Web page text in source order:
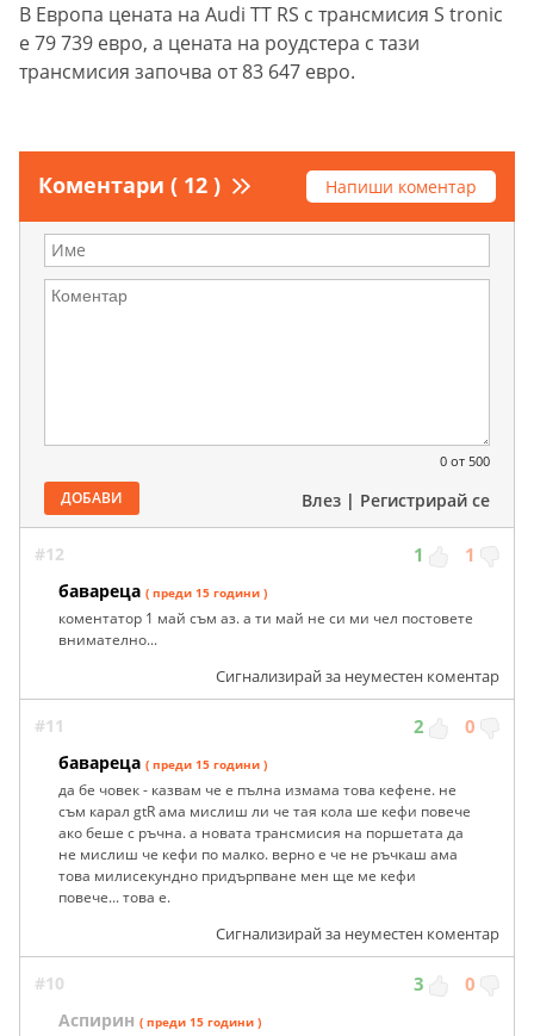
В Европа цената на Audi TT RS с трансмисия S tronic
e 79 739 евро, а цената на роудстера с тази
трансмисия започва от 83 647 евро.
Коментари ( 12 ) Напиши коментар
0 от 500
ДОБАВИ Влез | Регистрирай се
#12 1 1
бавареца ( преди 15 години )
коментатор 1 май съм аз. а ти май не си ми чел постовете
внимателно...
Сигнализирай за неуместен коментар
#11 2 0
бавареца ( преди 15 години )
да бе човек - казвам че е пълна измама това кефене. не
съм карал gtR ама мислиш ли че тая кола ше кефи повече
ако беше с ръчна. а новата трансмисия на поршетата да
не мислиш че кефи по малко. верно е че не ръчкаш ама
това милисекундно придърпване мен ще ме кефи
повече... това е.
Сигнализирай за неуместен коментар
#10 3 0
Аспирин ( преди 15 години )